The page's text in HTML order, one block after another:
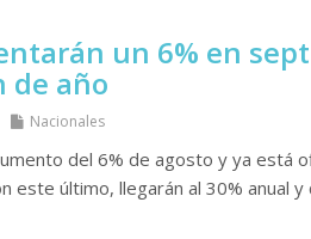
un 6% en
de año
Nacionales
del 6% de agosto y ya está
este último, llegarán al 30% anual